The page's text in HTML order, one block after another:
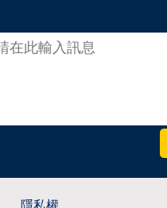
隱私權